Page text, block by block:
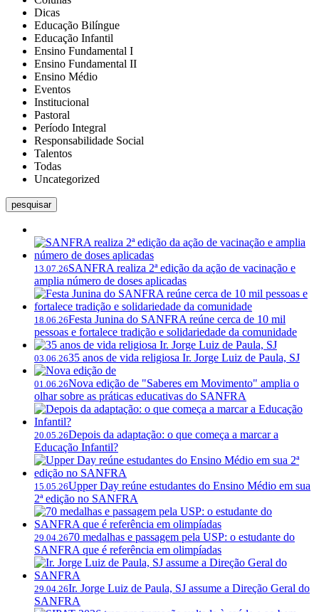
Dicas
Educação Bilíngue
Educação Infantil
Ensino Fundamental I
Ensino Fundamental II
Ensino Médio
Eventos
Institucional
Pastoral
Período Integral
Responsabilidade Social
Talentos
Todas
Uncategorized
pesquisar
13.07.26SANFRA realiza 2ª edição da ação de vacinação e
amplia número de doses aplicadas
18.06.26Festa Junina do SANFRA reúne cerca de 10 mil
pessoas e fortalece tradição e solidariedade da comunidade
03.06.2635 anos de vida religiosa Ir. Jorge Luiz de Paula, SJ
01.06.26Nova edição de "Saberes em Movimento" amplia o
olhar sobre as práticas educativas do SANFRA
20.05.26Depois da adaptação: o que começa a marcar a
Educação Infantil?
15.05.26Upper Day reúne estudantes do Ensino Médio em sua
2ª edição no SANFRA
29.04.2670 medalhas e passagem pela USP: o estudante do
SANFRA que é referência em olimpíadas
29.04.26Ir. Jorge Luiz de Paula, SJ assume a Direção Geral do
SANFRA